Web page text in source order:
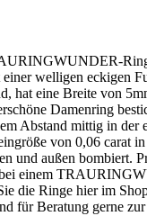
welligen eckigen
hat eine Breite von
Damenring
Abstand mittig in der
von 0,06 carat
und außen bombiert.
einem
die Ringe hier im
für Beratung gerne